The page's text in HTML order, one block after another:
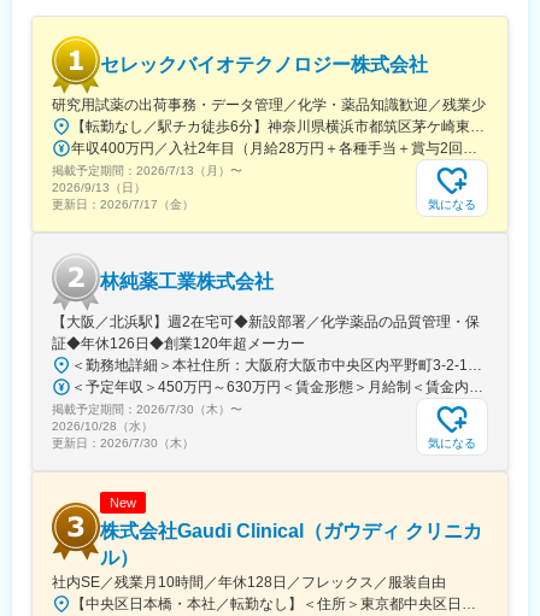
現在8名体制で活動しています。
広範囲の業務を安全に遂行し、施設の安定稼動を支えるエンジニ
アリング担当は、革新的なライフサイエンス研究を支える存在で
あり、人々の健康と社会に貢献するやりがいの大きな仕事です。
■施設について：
湘南ヘルスイノベーションパーク (湘南アイパーク) は、2018 年 4
月に設立された製薬企業発のサイエンスパークです。幅広い業種
AI、ベンチャーキャピタル、行政など190 社、2,500 人以上の企
業・団体がエコシステムを形成しています。アイパークインステ
ィチュート株式会社はこの湘南アイパークの運営、管理を行う会
社です。
■仕事の魅力：
当施設には大手製薬会社からベンチャー企業まで多様な企業が集
うサイエンスパークの安定稼動を支えることで、ライフサイエン
ス分野のイノベーションや人々の健康・社会への貢献に携わるこ
変更の範囲：ファシリティマネジメント部門 エンジニアリング業
務全般
セレックバイオテクノロジー株式会社
研究用試薬の出荷事務・データ管理／化学・薬品知識歓迎／残業少
【転勤なし／駅チカ徒歩6分】神奈川県横浜市都筑区茅ケ崎東4-5-34 長沢ビル＊U.Iターン歓迎
年収400万円／入社2年目（月給28万円＋各種手当＋賞与2回） 年収500万円／入社5年目（月給30万円＋各種手当＋賞与2回）
掲載予定期間： 2026/7/13（月） 〜
2026/9/13（日）
更新日： 2026/7/17（金） 気になる
林純薬工業株式会社
【大阪／北浜駅】週2在宅可◆新設部署／化学薬品の品質管理・保
証◆年休126日◆創業120年超メーカー
＜勤務地詳細＞本社住所：大阪府大阪市中央区内平野町3-2-12 HPCビル勤務地最寄駅：Osaka Metro堺筋線／北浜駅受動喫煙対策：屋内全面禁煙変更の範囲：会社の定める事業所
＜予定年収＞450万円～630万円＜賃金形態＞月給制＜賃金内訳＞月額（基本給）：263,000円～371,000円＜月給＞263,000円～371,000円＜昇給有無＞有＜残業手当＞有＜給与補足＞■年収補足：・賞与実績／年2回、昨年度実績5ヵ月分・最終面接にて等級を決定。管理監督者の場合は残業手当なし。賃金はあくまでも目安の金額であり、選考を通じて上下する可能性があります。月給(月額)は固定手当を含めた表記です。
掲載予定期間： 2026/7/30（木） 〜
2026/10/28（水）
更新日： 2026/7/30（木） 気になる
New
株式会社Gaudi Clinical（ガウディ クリニカ
ル）
社内SE／残業月10時間／年休128日／フレックス／服装自由
【中央区日本橋・本社／転勤なし】＜住所＞東京都中央区日本橋本町4-8-15 ネオカワイビル10F＜アクセス＞・JR「新日本橋駅」から徒歩1分、「神田駅」から徒歩8分・東京メトロ「三越前駅」から徒歩5分、「小伝馬町駅」から徒歩5分※受動喫煙対策あり（屋内全面禁煙）